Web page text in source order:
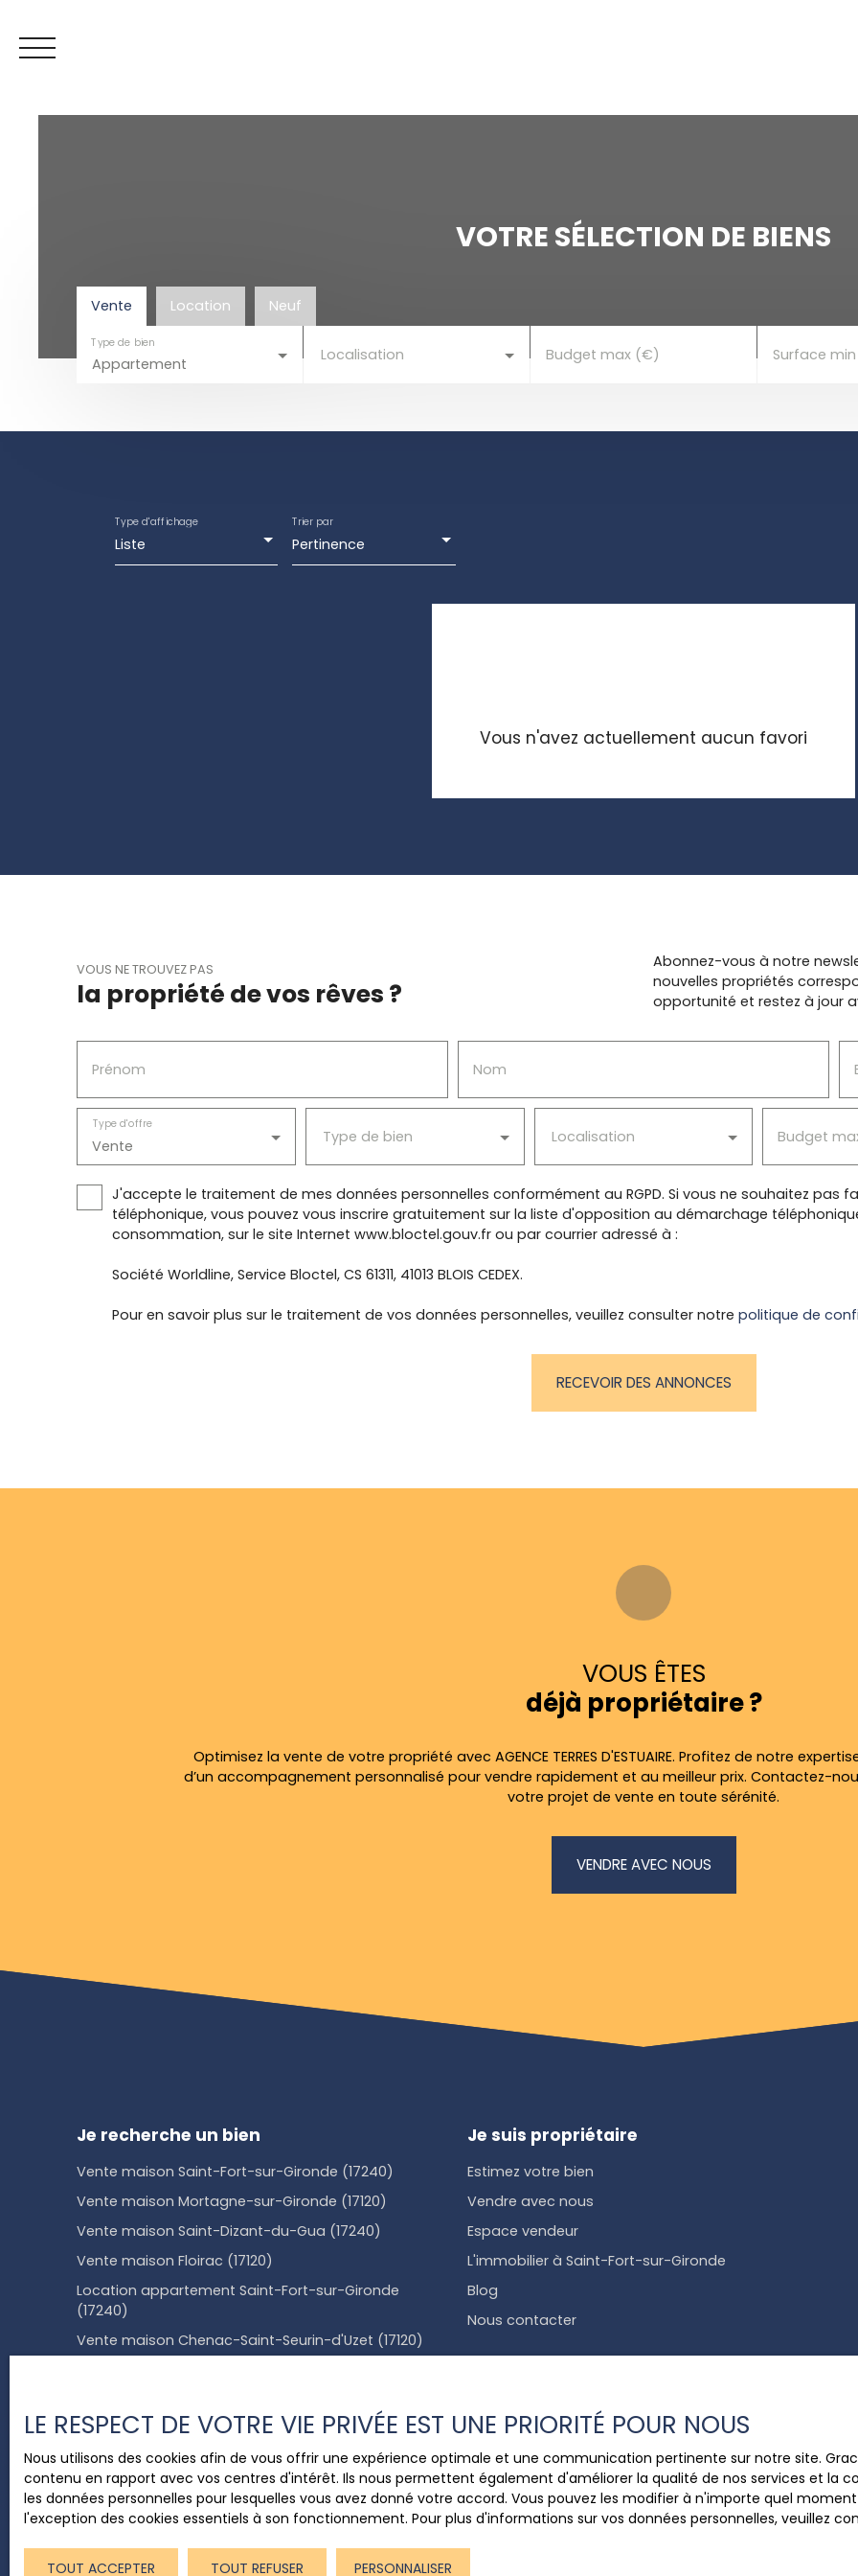
Espace vendeur Mes favoris ESTIMATION
VOTRE SÉLECTION DE BIENS
Vente Location Neuf
Appartement
Type de bien
Localisation Budget max (€) Surface
Liste
Type d'affichage
Pertinence
Trier par
Vous n'avez actuellement aucun favori
VOUS NE TROUVEZ PAS
la propriété de vos rêves ?
Abonnez-vous à notre
nouvelles propriétés
opportunité et restez à jour
Prénom Nom
Vente
Type d'offre
Type de bien Localisation Budget
J'accepte le traitement de mes données personnelles conformément au RGPD. Si vous ne souhaitez pas
téléphonique, vous pouvez vous inscrire gratuitement sur la liste d'opposition au démarchage
consommation, sur le site Internet www.bloctel.gouv.fr ou par courrier adressé à :
Société Worldline, Service Bloctel, CS 61311, 41013 BLOIS CEDEX.
Pour en savoir plus sur le traitement de vos données personnelles, veuillez consulter notre politique de
RECEVOIR DES ANNONCES
VOUS ÊTES
déjà propriétaire ?
Optimisez la vente de votre propriété avec AGENCE TERRES D'ESTUAIRE. Profitez de notre
d’un accompagnement personnalisé pour vendre rapidement et au meilleur prix. Contactez-
votre projet de vente en toute sérénité.
VENDRE AVEC NOUS
Je recherche un bien
Vente maison Saint-Fort-sur-Gironde (17240)
Vente maison Mortagne-sur-Gironde (17120)
Vente maison Saint-Dizant-du-Gua (17240)
Vente maison Floirac (17120)
Location appartement Saint-Fort-sur-Gironde
(17240)
Vente maison Chenac-Saint-Seurin-d'Uzet (17120)
Je suis propriétaire
Estimez votre bien
Vendre avec nous
Espace vendeur
L'immobilier à Saint-Fort-sur-Gironde
Blog
Nous contacter
+33 6 78 83 95 26
5 RUE MAURICE CHASTANG 17240 SAINT FORT SUR
GIRONDE
LE RESPECT DE VOTRE VIE PRIVÉE EST UNE PRIORITÉ POUR NOUS
Nous utilisons des cookies afin de vous offrir une expérience optimale et une communication pertinente sur notre site.
contenu en rapport avec vos centres d'intérêt. Ils nous permettent également d'améliorer la qualité de nos services et la
les données personnelles pour lesquelles vous avez donné votre accord. Vous pouvez les modifier à n'importe quel
l'exception des cookies essentiels à son fonctionnement. Pour plus d'informations sur vos données personnelles, veuillez
TOUT ACCEPTER TOUT REFUSER PERSONNALISER